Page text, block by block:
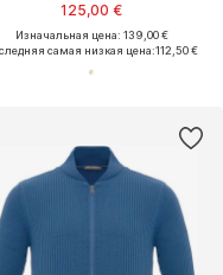
125,00 €
Изначальная цена: 139,00 €
самая низкая цена:112,50 €